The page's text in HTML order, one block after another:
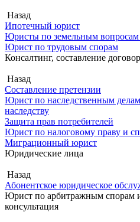
Назад
Ипотечный юрист
Юристы по земельным вопросам
Юрист по трудовым спорам
Консалтинг, составление
Назад
Составление претензии
Юрист по наследственным
наследству
Защита прав потребителей
Юрист по налоговому праву и
Миграционный юрист
Юридические лица
Назад
Абонентское юридическое
Юрист по арбитражным спорам
консультация